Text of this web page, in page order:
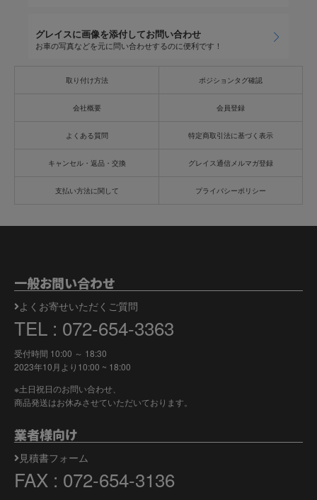
グレイスに画像を添付してお問い合わせ
お車の写真などを元に問い合わせするのに便利です！
取り付け方法 ポジションタグ確認
会社概要 会員登録
よくある質問 特定商取引法に基づく表示
キャンセル・返品・交換 グレイス通信メルマガ登録
支払い方法に関して プライバシーポリシー
一般お問い合わせ
よくお寄せいただくご質問
TEL : 072-654-3363
受付時間 10:00 ～ 18:30
2023年10月より 10:00 ~ 18:00
※土日祝日のお問い合わせ、
商品発送はお休みさせていただいております。
業者様向け
見積書フォーム
FAX : 072-654-3136